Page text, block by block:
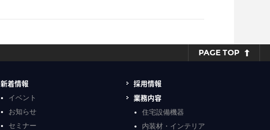
PAGE TOP
新着情報
イベント
お知らせ
セミナー
採用情報
業務内容
住宅設備機器
内装材・インテリア